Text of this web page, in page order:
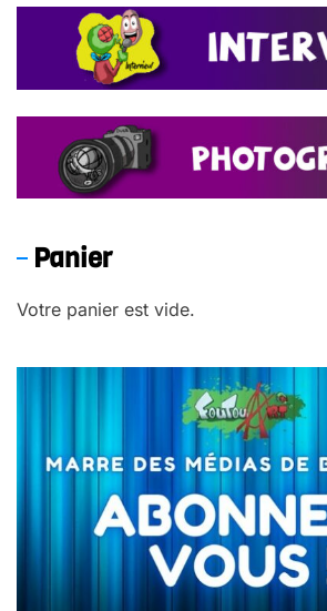
Panier
Votre panier est vide.